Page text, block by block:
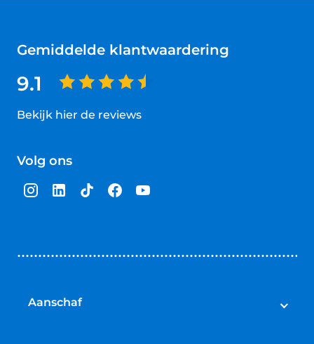
Gemiddelde klantwaardering
9.1
Bekijk hier de reviews
van
sterren
Volg ons
Aanschaf